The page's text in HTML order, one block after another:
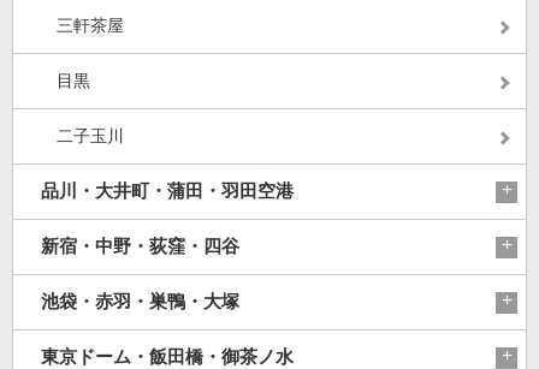
三軒茶屋
目黒
二子玉川
品川・大井町・蒲田・羽田空港
新宿・中野・荻窪・四谷
池袋・赤羽・巣鴨・大塚
東京ドーム・飯田橋・御茶ノ水